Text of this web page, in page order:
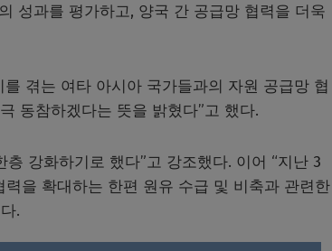
성과를 평가하고, 양국 간 공급망 협력을 더욱
겪는 여타 아시아 국가들과의 자원 공급망 협
동참하겠다는 뜻을 밝혔다”고 했다.
강화하기로 했다”고 강조했다. 이어 “지난 3
력을 확대하는 한편 원유 수급 및 비축과 관련한
.